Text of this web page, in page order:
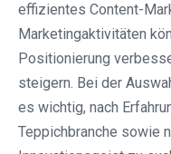
effizientes Content-
Marketingaktivitäten
Positionierung
steigern. Bei der
es wichtig, nach
Teppichbranche sowie